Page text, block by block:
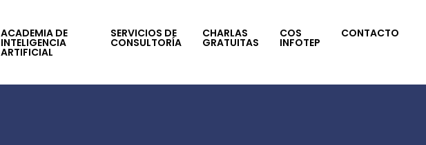
ACADEMIA DE
INTELIGENCIA
ARTIFICIAL
SERVICIOS DE
CONSULTORÍA
CHARLAS
GRATUITAS
COS
INFOTEP
CONTACTO